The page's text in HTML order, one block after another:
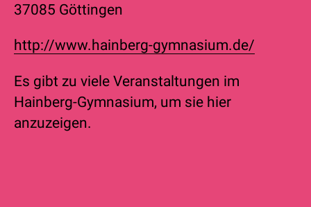
37085 Göttingen
http://www.hainberg-gymnasium.de/
Es gibt zu viele Veranstaltungen im
Hainberg-Gymnasium, um sie hier
anzuzeigen.